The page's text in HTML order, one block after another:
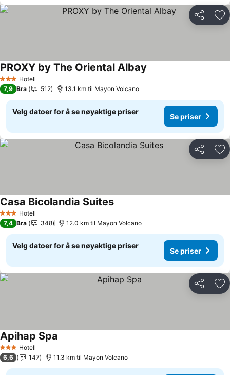
Del
3 StjernerHotell
PROXY by The Oriental Albay
7,9 Bra 512 13.1 km til Mayon Volcano
Velg datoer for å se nøyaktige priser
Se priser
Del
3 StjernerHotell
Casa Bicolandia Suites
7,4 Bra 348 12.0 km til Mayon Volcano
Velg datoer for å se nøyaktige priser
Se priser
Del
3 StjernerHotell
Apihap Spa
6,6 147 11.3 km til Mayon Volcano